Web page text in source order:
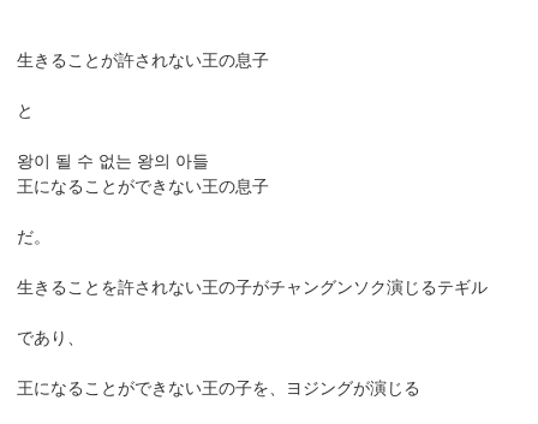
生きることが許されない王の息子
と
왕이 될 수 없는 왕의 아들
王になることができない王の息子
だ。
生きることを許されない王の子がチャングンソク演じるテギル
であり、
王になることができない王の子を、ヨジングが演じる